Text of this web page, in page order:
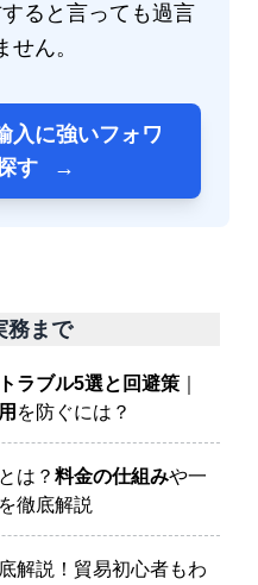
ると言っても過言
せん。
入に強いフォワ
す
→
務まで
トラブル5選と回避策｜
を防ぐには？
とは？ 料金の仕組みや一
徹底解説
解説！貿易初心者もわ